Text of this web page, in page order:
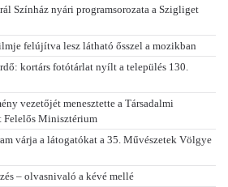
Színház nyári programsorozata a Szigliget
felújítva lesz látható ősszel a mozikban
kortárs fotótárlat nyílt a település 130.
vezetőjét menesztette a Társadalmi
Felelős Minisztérium
várja a látogatókat a 35. Művészetek Völgye
– olvasnivaló a kévé mellé